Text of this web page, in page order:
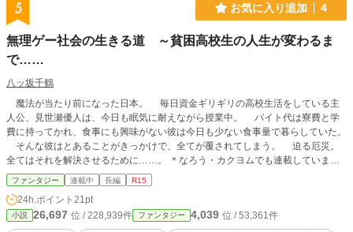
5 お気に入り追加 4
無理ゲー社会の生きる道 ～貧困高校生の人生が変わるま
で……
八ッ坂千鶴
魔法が当たり前になった日本。 毎日資金ギリギリの高校生活をしている主
人公、見世瀬優人は、今日も眠気に耐えながら授業中。 バイト代は寮費と学
費に持ってかれ、食事にも興味がない彼は今日も少ない食事量で暮らしていた。
そんな彼はとあることがきっかけで、全てが覆されてしまう。 迫る厄災。
全てはそれを解決させるために……。 ＊なろう・カクヨムでも連載しています
＊旧版はネオページにて掲載しています
ファンタジー 連載中 長編 R15
24h.ポイント 21pt
小説 26,697 位 / 228,939件 ファンタジー 4,039 位 / 53,361件